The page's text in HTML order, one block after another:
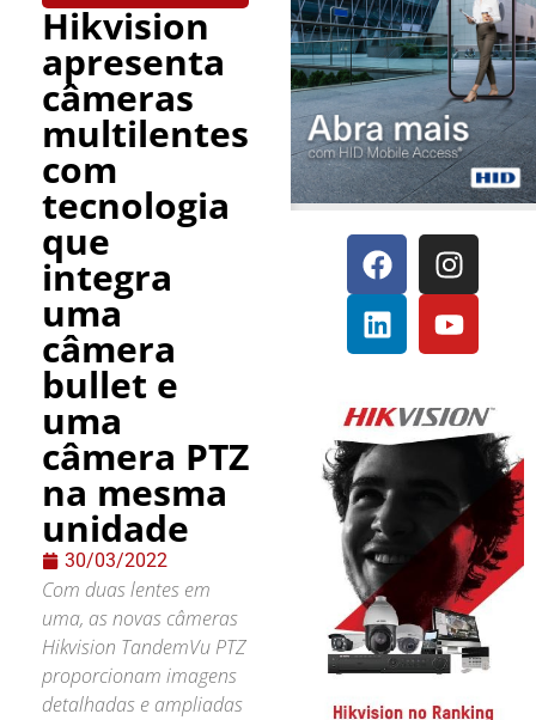
Hikvision
apresenta
câmeras
multilentes
com
tecnologia
que
integra
uma
câmera
bullet e
uma
câmera PTZ
na mesma
unidade
30/03/2022
Com duas lentes em
uma, as novas câmeras
Hikvision TandemVu PTZ
proporcionam imagens
detalhadas e ampliadas